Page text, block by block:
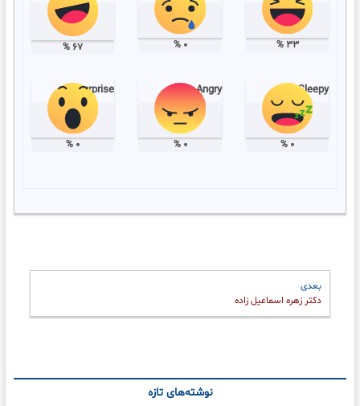
۳۳ % ۰ % ۶۷%
Sleepy
۰ %
Angry
۰ %
Surprise
۰ %
راهبری
نوشته‌ها
بعدیNext
post:
دکتر زهره اسماعیل زاده
نوشته‌های تازه